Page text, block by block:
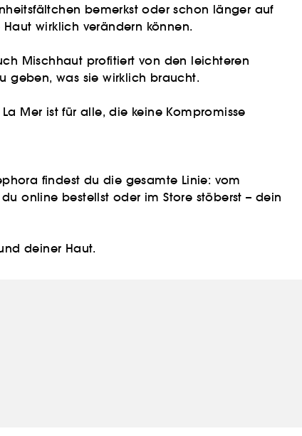
bemerkst oder schon länger auf
wirklich verändern können.
Mischhaut profitiert von den leichteren
geben, was sie wirklich braucht.
Mer ist für alle, die keine Kompromisse
findest du die gesamte Linie: vom
online bestellst oder im Store stöberst – dein
deiner Haut.